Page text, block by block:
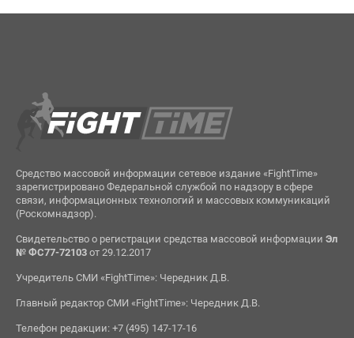
Средство массовой информации сетевое издание «FightTime»
зарегистрировано Федеральной службой по надзору в сфере
связи, информационных технологий и массовых коммуникаций
(Роскомнадзор).
Свидетельство о регистрации средства массовой информации Эл
№ ФС77-72103от 29.12.2017
Учредитель СМИ «FightTime»: Чередник Д.В.
Главный редактор СМИ «FightTime»: Чередник Д.В.
Телефон редакции: +7 (495) 147-17-16